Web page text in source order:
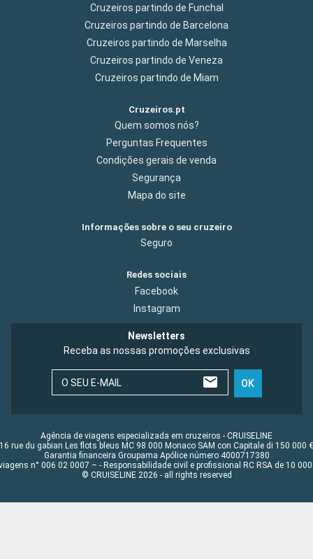
Cruzeiros partindo de Funchal
Cruzeiros partindo de Barcelona
Cruzeiros partindo de Marselha
Cruzeiros partindo de Veneza
Cruzeiros partindo de Miam
Cruzeiros.pt
Quem somos nós?
Perguntas Frequentes
Condições gerais de venda
Segurança
Mapa do site
Informações sobre o seu cruzeiro
Seguro
Redes sociais
Facebook
Instagram
Newsletters
Receba as nossas promoções exclusivas
O SEU E-MAIL OK
Agência de viagens especializada em cruzeiros - CRUISELINE
16 rue du gabian Les flots bleus MC 98 000 Monaco SAM con Capitale di 150 000 €
Garantia financeira Groupama Apólice número 4000717380
n° 006 02 0007 – - Responsabilidade civil e profissional RC RSA de 10 000
© CRUISELINE 2026 - all rights reserved